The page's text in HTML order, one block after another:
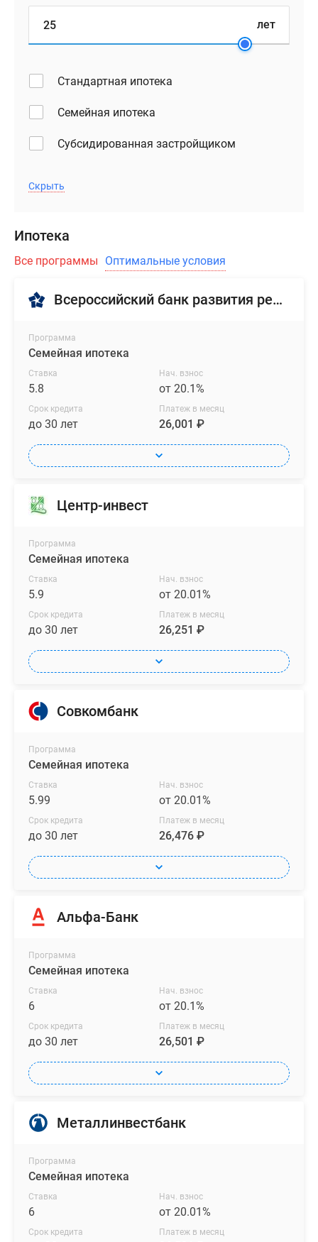
лет
Стандартная ипотека
Семейная ипотека
Субсидированная застройщиком
Скрыть
Ипотека
Все программы Оптимальные условия
Всероссийский банк развития регионов
Программа
Семейная ипотека
Ставка
5.8
Нач. взнос
от 20.1%
Срок кредита
до 30 лет
Платеж в месяц
26,001 ₽
Центр-инвест
Программа
Семейная ипотека
Ставка
5.9
Нач. взнос
от 20.01%
Срок кредита
до 30 лет
Платеж в месяц
26,251 ₽
Совкомбанк
Программа
Семейная ипотека
Ставка
5.99
Нач. взнос
от 20.01%
Срок кредита
до 30 лет
Платеж в месяц
26,476 ₽
Альфа-Банк
Программа
Семейная ипотека
Ставка
6
Нач. взнос
от 20.1%
Срок кредита
до 30 лет
Платеж в месяц
26,501 ₽
Металлинвестбанк
Программа
Семейная ипотека
Ставка
6
Нач. взнос
от 20.01%
Срок кредита Платеж в месяц